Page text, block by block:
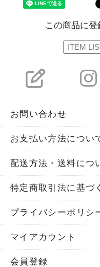
この商品に
ITEM
お問い合わせ
お支払い方法につい
配送方法・送料につ
特定商取引法に基づ
プライバシーポリシ
マイアカウント
会員登録